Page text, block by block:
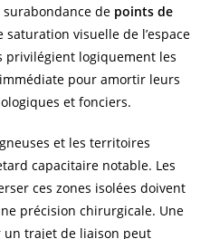
surabondance de points de
visuelle de l’espace
privilégient logiquement les
pour amortir leurs
et fonciers.
et les territoires
capacitaire notable. Les
ces zones isolées doivent
précision chirurgicale. Une
un trajet de liaison peut